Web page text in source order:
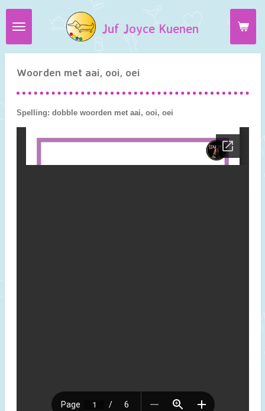
Ga
direct
de
hoofdinhoud
Juf Joyce Kuenen
Woorden met aai, ooi, oei
Spelling: dobble woorden met aai, ooi, oei